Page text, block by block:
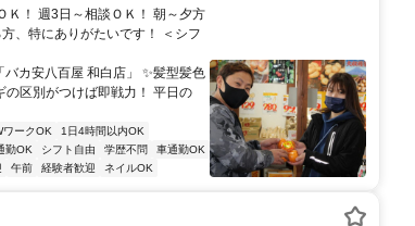
Ｋ！ 週3日～相談ＯＫ！ 朝～夕方
、特にありがたいです！ ＜シフ
カ安八百屋 和白店」 ✨髪型髪色
の区別がつけば即戦力！ 平日の
ワークOK
1日4時間以内OK
勤OK シフト自由 学歴不問
車通勤OK
午前 経験者歓迎 ネイルOK